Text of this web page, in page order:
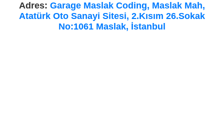
Adres: Garage Maslak Coding, Maslak Mah,
Atatürk Oto Sanayi Sitesi, 2.Kısım 26.Sokak
No:1061 Maslak, İstanbul